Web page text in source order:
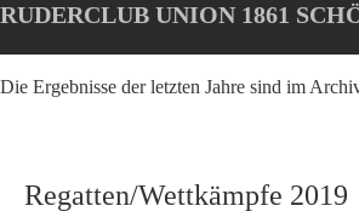
Oops, an error occurred! Code:
to
RUDERCLUB UNION 1861
Die Ergebnisse der letzten Jahre sind im
Regatten/Wettkämpfe 2019